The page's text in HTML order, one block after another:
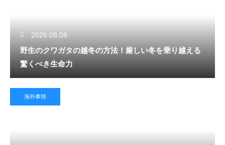
2026.08.08
野生のクワガタの越冬の方法！厳しい冬を乗り越える
驚くべき生命力
海外事情